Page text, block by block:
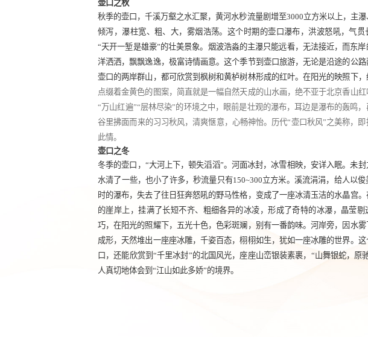
壶口之秋
秋季的壶口，千溪万壑之水汇聚，黄河水秒流量剧增至3000立方米以上，主
倾泻，瀑柱宽、粗、大，雾烟浩荡。这个时期的壶口瀑布，洪波怒吼，气贯
“天开一堑是雄豪”的壮美景象。烟波浩淼的主瀑只能远看，无法接近，而东
洋洒洒，飘飘逸逸，极富诗情画意。这个季节到壶口旅游，无论是沿途的公
壶口的两岸群山，都可欣赏到枫树和黄栌树林形成的红叶。在阳光的映照下，
点缀着金黄色的图案，简直就是一幅自然天成的山水画，绝不亚于北京香山
“ 万山红遍”“层林尽染”的环境之中，眼前是壮观的瀑布，耳边是瀑布的轰鸣，
谷里拂面而来的习习秋风，清爽惬意，心畅神怡。历代“壶口秋风”之美称，
此情。
壶口之冬
冬季的壶口， “大河上下，顿失滔滔”。河面冰封，冰雪相映，安详入眠。未封
水清了一些，也小了许多，秒流量只有150~300立方米。溪流涓涓，给人以
时的瀑布，失去了往日狂奔怒吼的野马性格，变成了一座冰清玉洁的水晶宫。
的崖岸上，挂满了长短不齐、粗细各异的冰凌，形成了奇特的冰瀑，晶莹剔
巧，在阳光的照耀下，五光十色，色彩斑斓，别有一番韵味。河岸旁，因水
成形，天然堆出一座座冰雕，千姿百态，栩栩如生，犹如一座冰雕的世界。
口，还能欣赏到 “千里冰封”的北国风光，座座山峦银装素裹， “山舞银蛇，原
人真切地体会到 “江山如此多娇”的境界。